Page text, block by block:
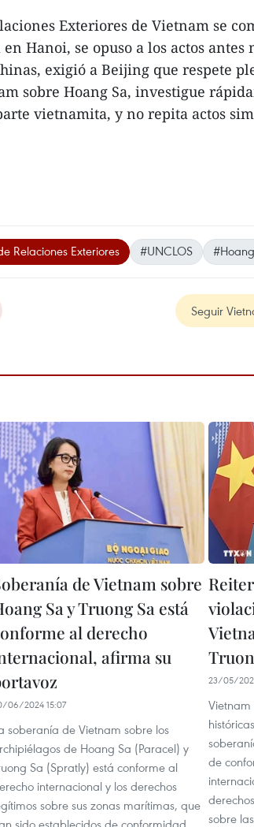
Exteriores de Vietnam se
Hanoi, se opuso a los actos antes
exigió a Beijing que respete
sobre Hoang Sa, investigue
vietnamita, y no repita actos
Relaciones Exteriores #UNCLOS
Seguir
de Vietnam sobre
Sa y Truong Sa está
al derecho
afirma su
06/2024 15:07
soberanía de Vietnam sobre los
de Hoang Sa (Paracel) y
Sa (Spratly) está conforme al
internacional y los derechos
sobre sus zonas marítimas, que
sido establecidos de conformidad
23/05/
Vietnam
de
sobre